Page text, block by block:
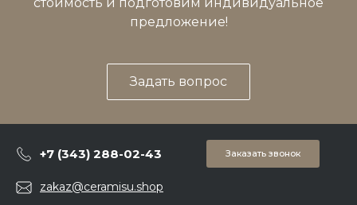
предложение!
Задать вопрос
+7 (343) 288-02-43 Заказать звонок
zakaz@ceramisu.shop